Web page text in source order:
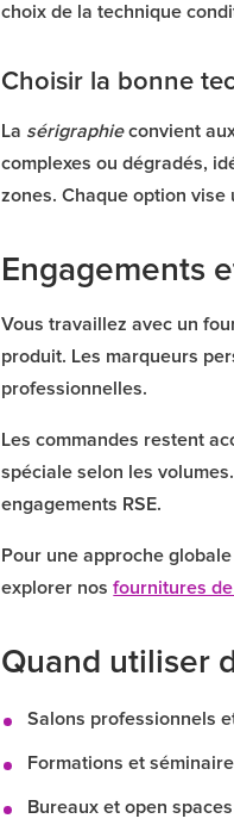
choix de la technique
Choisir la bonne
La sérigraphieconvient
complexes ou dégradés,
zones. Chaque option
Engagements
Vous travaillez avec un
produit. Les marqueurs
professionnelles.
Les commandes restent
spéciale selon les
engagements RSE.
Pour une approche
explorer nosfournitures
Quand utiliser
Salons professionnels
Formations et
Bureaux et open